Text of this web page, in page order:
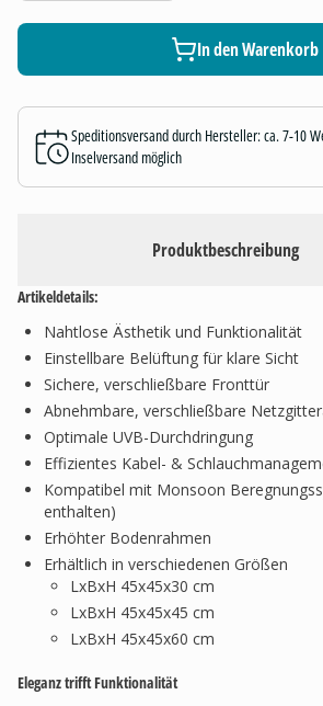
Produktbeschreibung
Artikeldetails:
Nahtlose Ästhetik und Funktionalität
Einstellbare Belüftung für klare Sicht
Sichere, verschließbare Fronttür
Abnehmbare, verschließbare
Optimale UVB-Durchdringung
Effizientes Kabel- &
Kompatibel mit Monsoon
enthalten)
Erhöhter Bodenrahmen
Erhältlich in verschiedenen Größen
LxBxH 45x45x30 cm
LxBxH 45x45x45 cm
LxBxH 45x45x60 cm
Eleganz trifft Funktionalität
In den Warenkorb
Speditionsversand durch Hersteller: ca. 7-10
Inselversand möglich